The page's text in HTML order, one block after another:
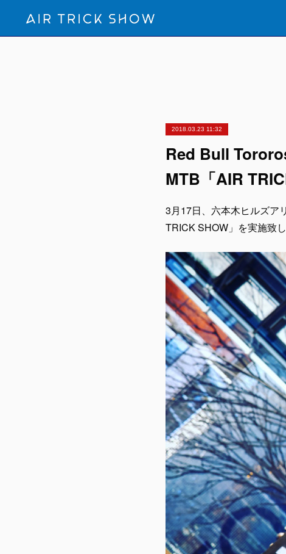
2018.03.23 11:32
Red Bull
MTB「AIR
3月17日、六本木ヒルズア
TRICK SHOW」を実施致し